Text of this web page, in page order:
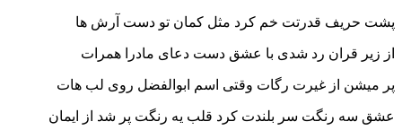
قدرتت خم کرد مثل کمان تو دست آرش ها
رد شدی با عشق دست دعای مادرا همرات
از غیرت رگات وقتی اسم ابوالفضل روی لب هات
سر بلندت کرد قلب یه رنگت پر شد از ایمان